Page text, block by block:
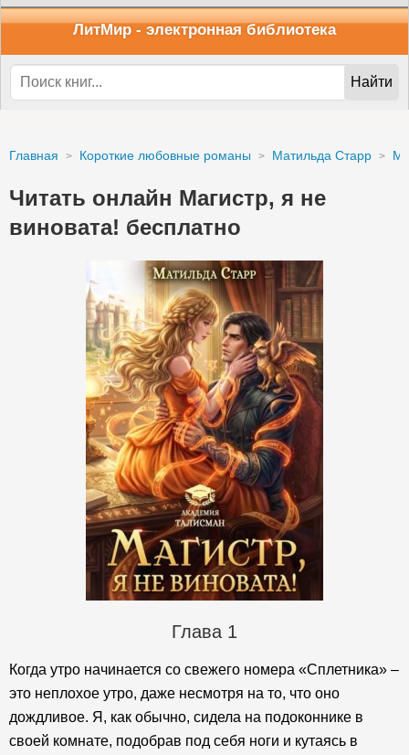
ЛитМир - электронная библиотека
Найти
Главная Короткие любовные романы Матильда Старр
Читать онлайн Магистр, я не
виновата! бесплатно
Глава 1
Когда утро начинается со свежего номера «Сплетника» –
это неплохое утро, даже несмотря на то, что оно
дождливое. Я, как обычно, сидела на подоконнике в
своей комнате, подобрав под себя ноги и кутаясь в